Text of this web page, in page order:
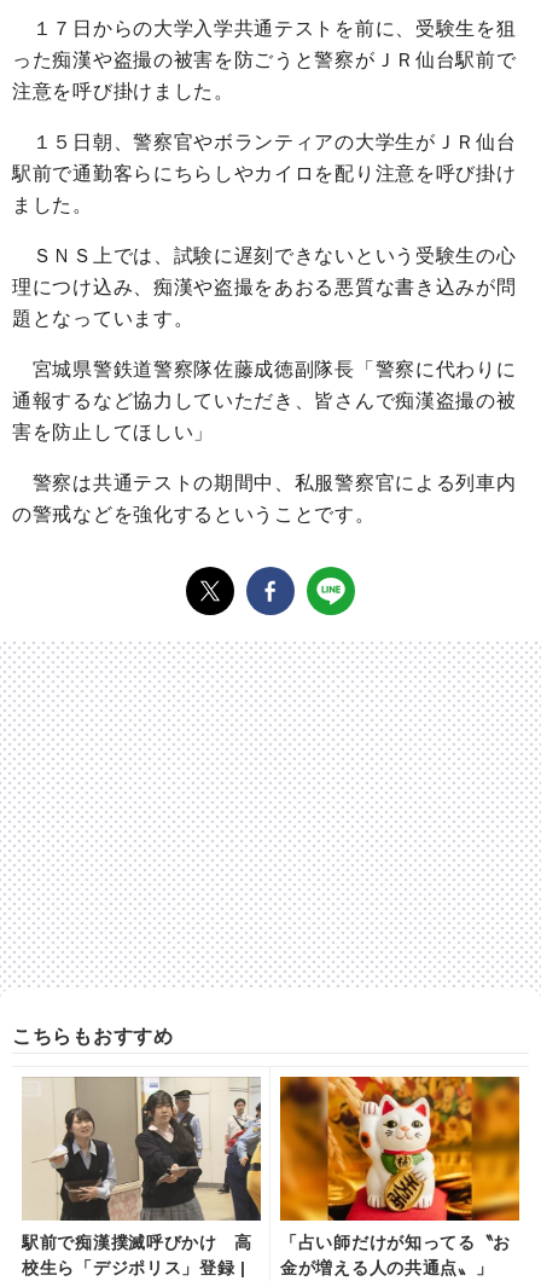
１７日からの大学入学共通テストを前に、受験生を狙
った痴漢や盗撮の被害を防ごうと警察がＪＲ仙台駅前で
注意を呼び掛けました。
１５日朝、警察官やボランティアの大学生がＪＲ仙台
駅前で通勤客らにちらしやカイロを配り注意を呼び掛け
ました。
ＳＮＳ上では、試験に遅刻できないという受験生の心
理につけ込み、痴漢や盗撮をあおる悪質な書き込みが問
題となっています。
宮城県警鉄道警察隊佐藤成徳副隊長「警察に代わりに
通報するなど協力していただき、皆さんで痴漢盗撮の被
害を防止してほしい」
警察は共通テストの期間中、私服警察官による列車内
の警戒などを強化するということです。
こちらもおすすめ
駅前で痴漢撲滅呼びかけ 高
校生ら「デジポリス」登録 |
「占い師だけが知ってる〝お
金が増える人の共通点〟」